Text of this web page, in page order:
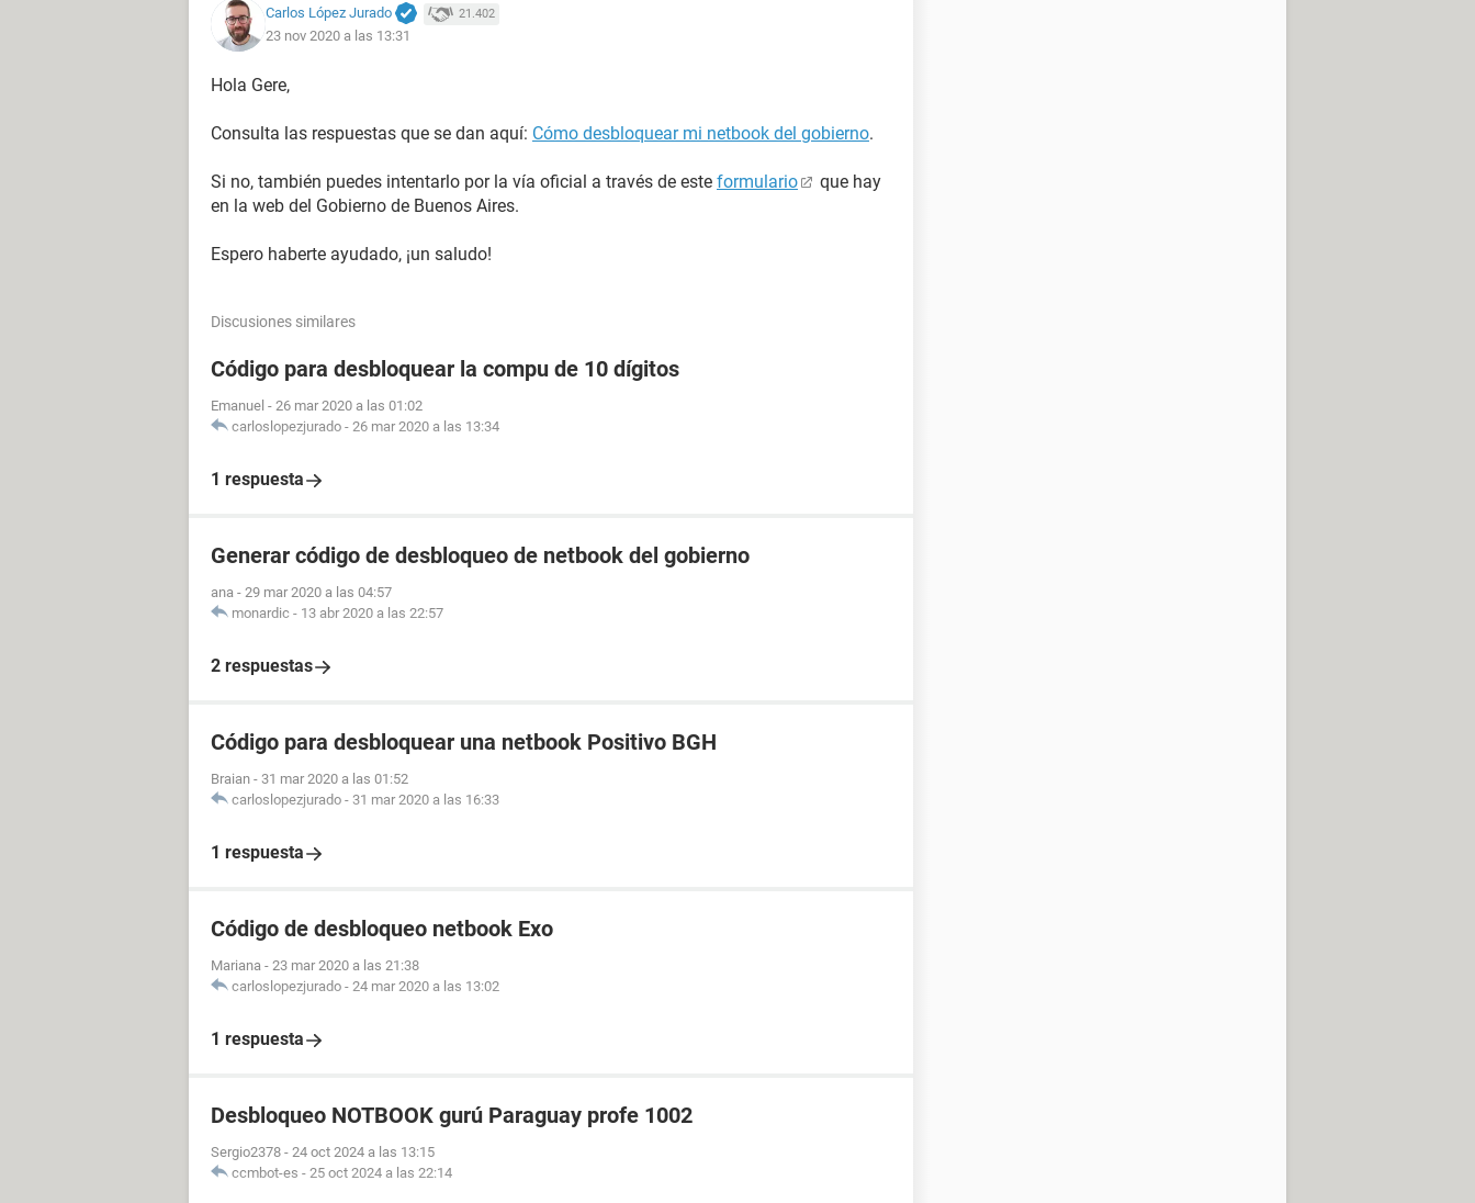
Carlos López Jurado 21.402
23 nov 2020 a las 13:31
Hola Gere,
Consulta las respuestas que se dan aquí: Cómo desbloquear mi netbook del gobierno.
Si no, también puedes intentarlo por la vía oficial a través de este formulario
que hay
en la web del Gobierno de Buenos Aires.
Espero haberte ayudado, ¡un saludo!
Discusiones similares
Código para desbloquear la compu de 10 dígitos
Emanuel - 26 mar 2020 a las 01:02
carloslopezjurado - 26 mar 2020 a las 13:34
1 respuesta
Generar código de desbloqueo de netbook del gobierno
ana - 29 mar 2020 a las 04:57
monardic - 13 abr 2020 a las 22:57
2 respuestas
Código para desbloquear una netbook Positivo BGH
Braian - 31 mar 2020 a las 01:52
carloslopezjurado - 31 mar 2020 a las 16:33
1 respuesta
Código de desbloqueo netbook Exo
Mariana - 23 mar 2020 a las 21:38
carloslopezjurado - 24 mar 2020 a las 13:02
1 respuesta
Desbloqueo NOTBOOK gurú Paraguay profe 1002
Sergio2378 - 24 oct 2024 a las 13:15
ccmbot-es - 25 oct 2024 a las 22:14